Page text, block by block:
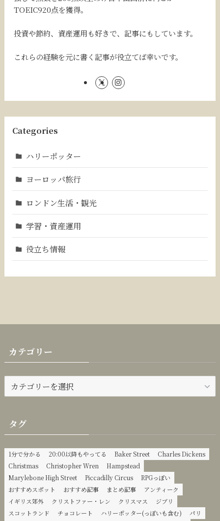
TOEIC920点を獲得。
投資や節約、資産運用も好きで、記事にもしています。
これらの経験を元に書く記事が役立てば幸いです。
Categories
ハリーポッター
ヨーロッパ旅行
ロンドン生活・観光
学習・資産運用
役立ち情報
カテゴリー
テ
ー
タグ
1分で分かる 20:00以降もやってる Baker Street
Charles Dickens
Christmas
Christopher Wren
Hampstead
Marylebone High Street
Piccadilly Circus
RPGっぽい
おすすめスポット
おすすめ記事 まとめ記事
アンティーク
イギリス郊外
クリストファー・レン クリスマス
ジブリ
スコットランド
チョコレート ハリーポッター(っぽいも含む)
パリ